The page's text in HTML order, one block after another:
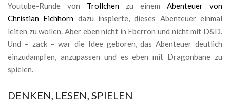
Youtube-Runde von Trollchen zu einem Abenteuer von
Christian Eichhorn dazu inspierte, dieses Abenteuer einmal
leiten zu wollen. Aber eben nicht in Eberron und nicht mit D&D.
Und – zack – war die Idee geboren, das Abenteuer deutlich
einzudampfen, anzupassen und es eben mit Dragonbane zu
spielen.
DENKEN, LESEN, SPIELEN